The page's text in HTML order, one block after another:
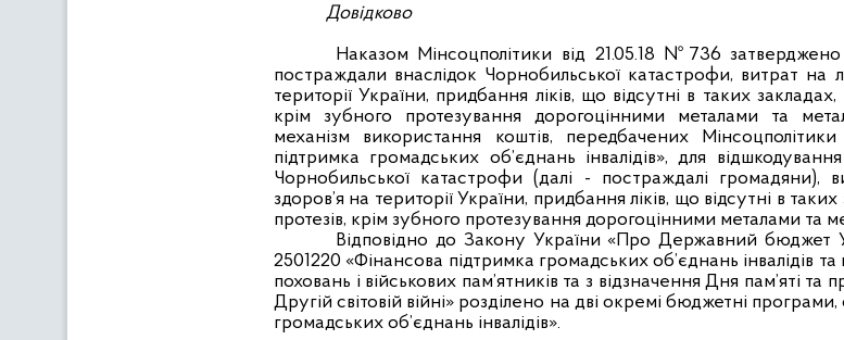
Довідково
Наказом Мінсоцполітики від 21.05.18 №736
постраждали внаслідок Чорнобильської катастрофи, витрат на
території України, придбання ліків, що відсутні в таких
крім зубного протезування дорогоцінними металами та
механізм використання коштів, передбачених
підтримка громадських об’єднань інвалідів», для
Чорнобильської катастрофи (далі - постраждалі громадяни),
здоров’я на території України, придбання ліків, що відсутні в
протезів, крім зубного протезування дорогоцінними металами та
Відповідно до Закону України «Про Державний бюджет
2501220 «Фінансова підтримка громадських об’єднань інвалідів та
поховань і військових пам’ятників та з відзначення Дня пам’яті
Другій світовій війні» розділено на дві окремі бюджетні
громадських об’єднань інвалідів».